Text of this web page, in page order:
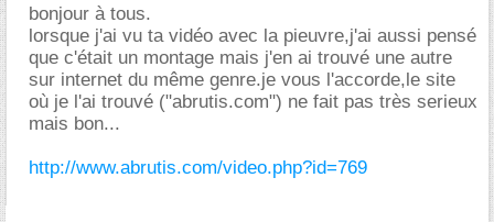
bonjour à tous.
lorsque j'ai vu ta vidéo avec la pieuvre,j'ai aussi pensé
que c'était un montage mais j'en ai trouvé une autre
sur internet du même genre.je vous l'accorde,le site
où je l'ai trouvé ("abrutis.com") ne fait pas très serieux
mais bon...
http://www.abrutis.com/video.php?id=769